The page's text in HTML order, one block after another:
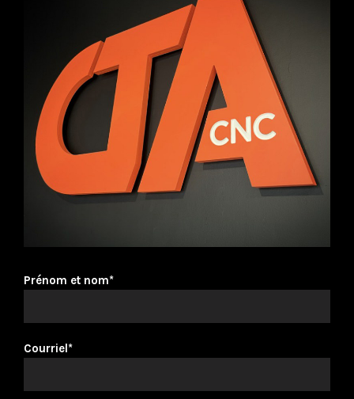
Prénom et nom*
Courriel*